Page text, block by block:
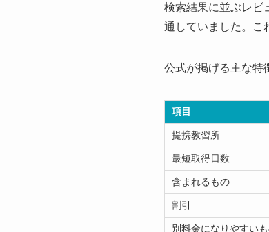
検索結果に並ぶレビ
通していました。こ
公式が掲げる主な特
項目
提携教習所
最短取得日数
含まれるもの
割引
別料金になりやすい